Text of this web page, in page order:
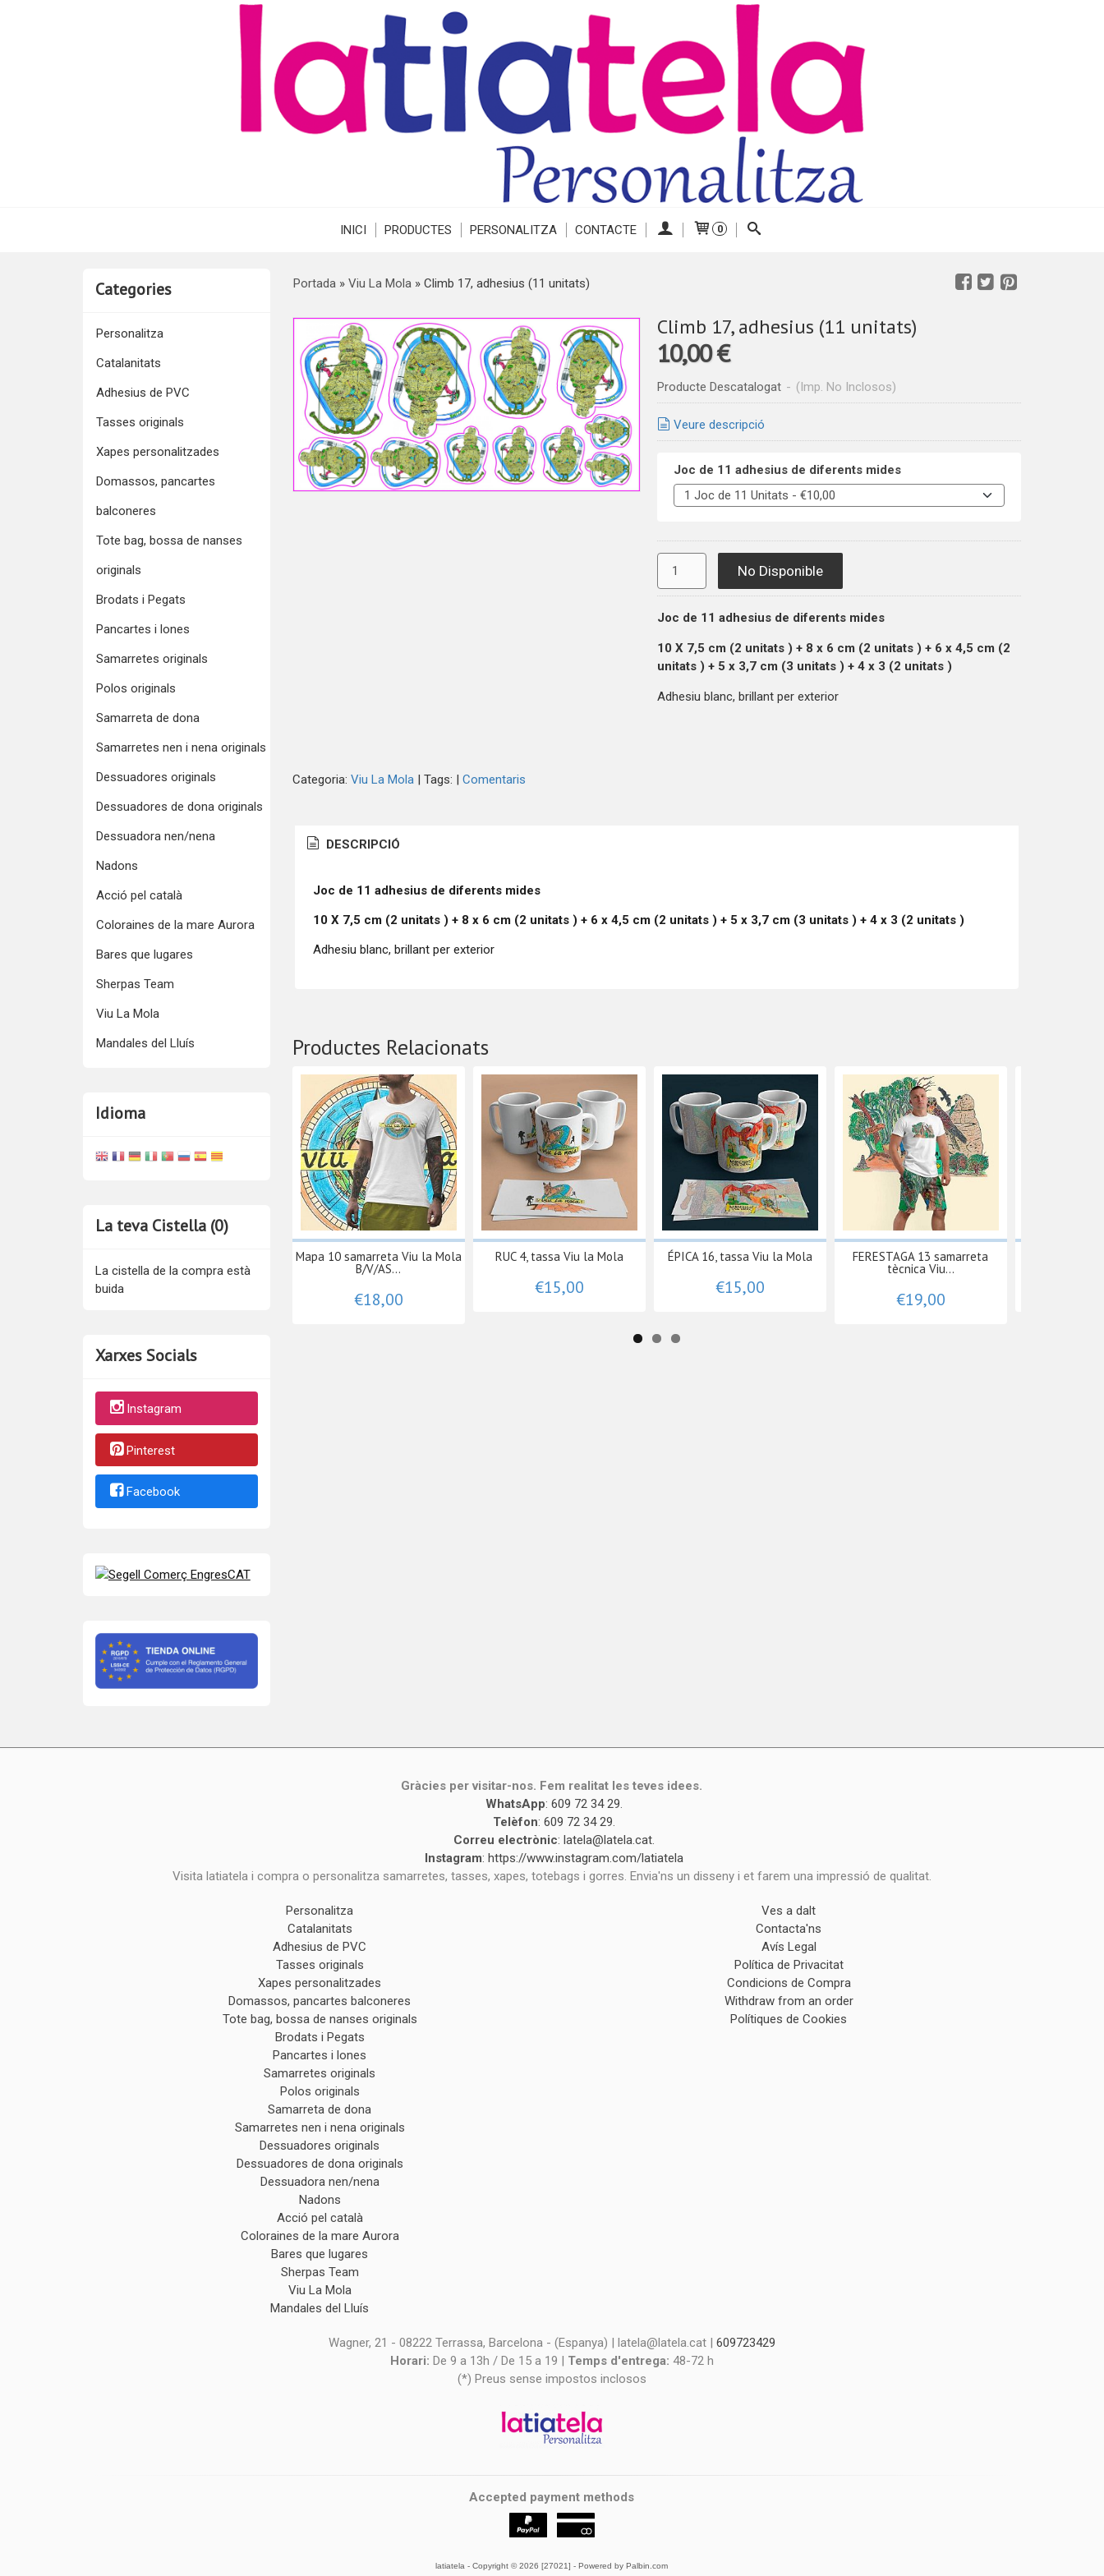
INICI PRODUCTES PERSONALITZA CONTACTE 0
Categories
Personalitza
Catalanitats
Adhesius de PVC
Tasses originals
Xapes personalitzades
Domassos, pancartes
balconeres
Tote bag, bossa de nanses
originals
Brodats i Pegats
Pancartes i lones
Samarretes originals
Polos originals
Samarreta de dona
Samarretes nen i nena originals
Dessuadores originals
Dessuadores de dona originals
Dessuadora nen/nena
Nadons
Acció pel català
Coloraines de la mare Aurora
Bares que lugares
Sherpas Team
Viu La Mola
Mandales del Lluís
Idioma
La teva Cistella (0)
La cistella de la compra està
buida
Xarxes Socials
Instagram
Pinterest
Facebook
Portada» Viu La Mola» Climb 17, adhesius (11 unitats)
Climb 17, adhesius (11 unitats)
10,00 €
Producte Descatalogat - (Imp. No Inclosos)
Veure descripció
Joc de 11 adhesius de diferents mides
No Disponible
Joc de 11 adhesius de diferents mides
10 X 7,5 cm (2 unitats ) + 8 x 6 cm (2 unitats ) + 6 x 4,5 cm (2
unitats ) + 5 x 3,7 cm (3 unitats ) + 4 x 3 (2 unitats )
Adhesiu blanc, brillant per exterior
Categoria: Viu La Mola| Tags: | Comentaris
DESCRIPCIÓ
Joc de 11 adhesius de diferents mides
10 X 7,5 cm (2 unitats) + 8 x 6 cm (2 unitats) + 6 x 4,5 cm (2 unitats) + 5 x 3,7 cm (3 unitats) + 4 x 3 (2 unitats)
Adhesiu blanc, brillant per exterior
Productes Relacionats
Mapa 10 samarreta Viu la Mola
B/V/AS...
€18,00
RUC 4, tassa Viu la Mola
€15,00
ÉPICA 16, tassa Viu la Mola
€15,00
FERESTAGA 13 samarreta
tècnica Viu...
€19,00
Gràcies per visitar-nos. Fem realitat les teves idees.
WhatsApp:609 72 34 29.
Telèfon:609 72 34 29.
Correu electrònic:latela@latela.cat.
Instagram:https://www.instagram.com/latiatela
Visita latiatela i compra o personalitza samarretes, tasses, xapes, totebags i gorres. Envia'ns un disseny i et farem una impressió de qualitat.
Personalitza
Catalanitats
Adhesius de PVC
Tasses originals
Xapes personalitzades
Domassos, pancartes balconeres
Tote bag, bossa de nanses originals
Brodats i Pegats
Pancartes i lones
Samarretes originals
Polos originals
Samarreta de dona
Samarretes nen i nena originals
Dessuadores originals
Dessuadores de dona originals
Dessuadora nen/nena
Nadons
Acció pel català
Coloraines de la mare Aurora
Bares que lugares
Sherpas Team
Viu La Mola
Mandales del Lluís
Ves a dalt
Contacta'ns
Avís Legal
Política de Privacitat
Condicions de Compra
Withdraw from an order
Polítiques de Cookies
Wagner, 21 - 08222 Terrassa, Barcelona - (Espanya) | latela@latela.cat | 609723429
Horari: De 9 a 13h / De 15 a 19 | Temps d'entrega: 48-72 h
(*) Preus sense impostos inclosos
Accepted payment methods
latiatela - Copyright © 2026 [27021] - Powered by Palbin.com